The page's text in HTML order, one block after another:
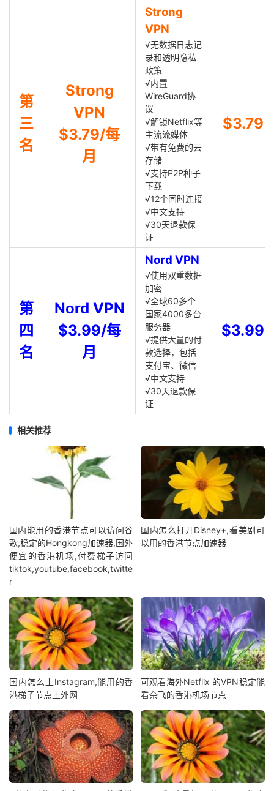
第
三
名
Strong
VPN
$3.79/每
月
Strong
VPN
√无数据日志记
录和透明隐私
政策
√内置
WireGuard协
议
√解锁Netflix等
主流流媒体
√带有免费的云
存储
√支持P2P种子
下载
√12个同时连接
√中文支持
√30天退款保
证
$3.79
第
四
名
Nord VPN
$3.99/每
月
Nord VPN
√使用双重数据
加密
√全球60多个
国家4000多台
服务器
√提供大量的付
款选择，包括
支付宝、微信
√中文支持
√30天退款保
证
$3.99
相关推荐
国内能用的香港节点可以访问谷
歌,稳定的Hongkong加速器,国外
便宜的香港机场,付费梯子访问
tiktok,youtube,facebook,twitte
r
国内怎么打开Disney+,看美剧可
以用的香港节点加速器
国内怎么上Instagram,能用的香
港梯子节点上外网
可观看海外Netflix 的VPN稳定能
看奈飞的香港机场节点